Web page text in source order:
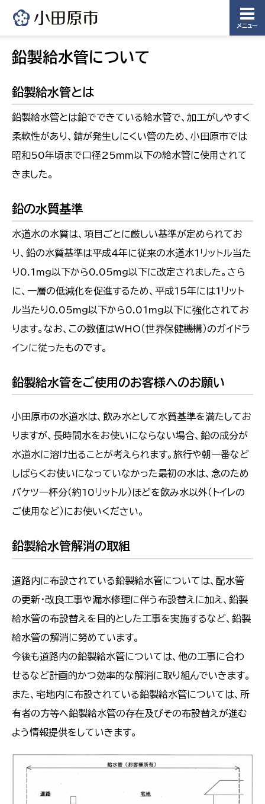
メニュー
鉛製給水管について
鉛製給水管とは
鉛製給水管とは鉛でできている給水管で、加工がしやすく
柔軟性があり、錆が発生しにくい管のため、小田原市では
昭和50年頃まで口径25ｍｍ以下の給水管に使用されて
きました。
鉛の水質基準
水道水の水質は、項目ごとに厳しい基準が定められてお
り、鉛の水質基準は平成4年に従来の水道水1リットル当た
り0.1mg以下から0.05mg以下に改定されました。さら
に、一層の低減化を促進するため、平成15年には1リット
ル当たり0.05mg以下から0.01mg以下に強化されてお
ります。なお、この数値はWHO（世界保健機構）のガイドラ
インに従ったものです。
鉛製給水管をご使用のお客様へのお願い
小田原市の水道水は、飲み水として水質基準を満たしてお
りますが、長時間水をお使いにならない場合、鉛の成分が
水道水に溶け出ることが考えられます。旅行や朝一番など
しばらくお使いになっていなかった最初の水は、念のため
バケツ一杯分（約10リットル）ほどを飲み水以外（トイレの
ご使用など）にお使いください。
鉛製給水管解消の取組
道路内に布設されている鉛製給水管については、配水管
の更新・改良工事や漏水修理に伴う布設替えに加え、鉛製
給水管の布設替えを目的とした工事を実施するなど、鉛製
給水管の解消に努めています。
今後も道路内の鉛製給水管については、他の工事に合わ
せるなど計画的かつ効率的な解消に取り組んでいきます。
また、宅地内に布設されている鉛製給水管については、所
有者の方等へ鉛製給水管の存在及びその布設替えが進む
よう情報提供をしていきます。